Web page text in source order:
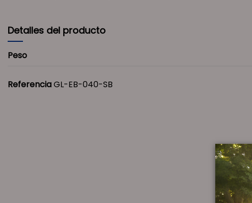
Detalles del producto
Peso
ReferenciaGL-EB-040-SB